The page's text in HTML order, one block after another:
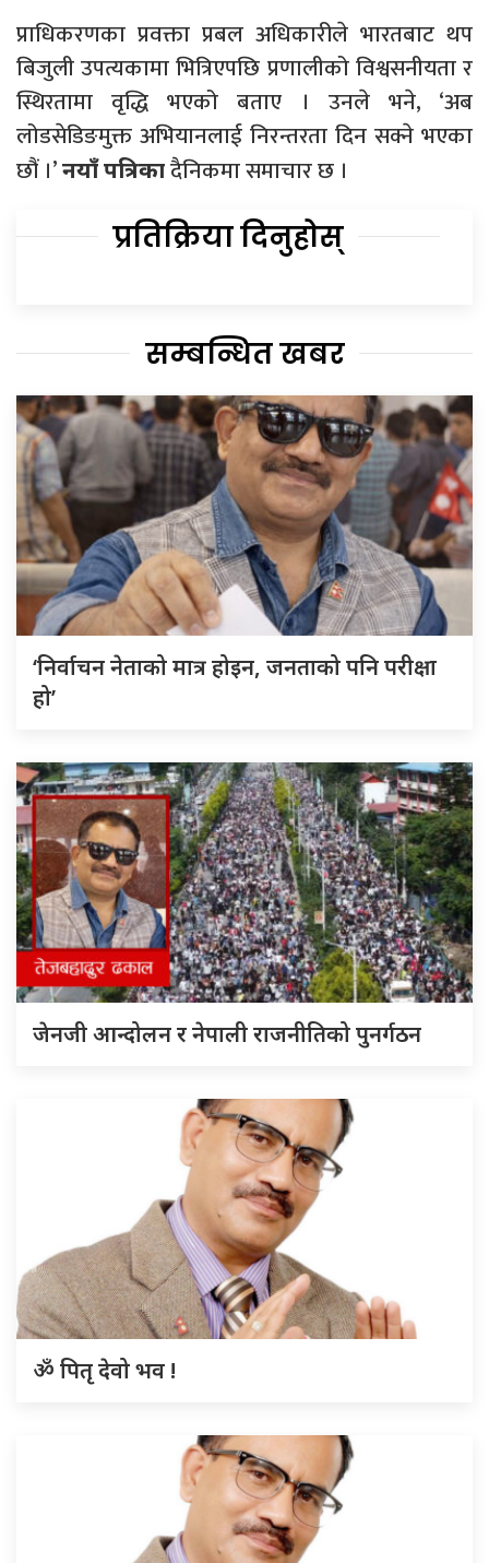
प्राधिकरणका प्रवक्ता प्रबल अधिकारीले भारतबाट थप
बिजुली उपत्यकामा भित्रिएपछि प्रणालीको विश्वसनीयता र
स्थिरतामा वृद्धि भएको बताए । उनले भने, ‘अब
लोडसेडिङमुक्त अभियानलाई निरन्तरता दिन सक्ने भएका
छौं ।’नयाँ पत्रिकादैनिकमा समाचार छ ।
प्रतिक्रिया दिनुहोस्
सम्बन्धित खबर
‘निर्वाचन नेताको मात्र होइन, जनताको पनि परीक्षा
हो’
जेनजी आन्दोलन र नेपाली राजनीतिको पुनर्गठन
ॐ पितृ देवो भव !